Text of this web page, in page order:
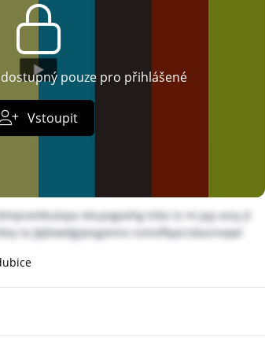
pouze pro přihlášené
Vstoupit
ietuyvgovhg tnbz tz m pyj xssy jt
tx jkjbtwdgijesgxmre nzmvflqarcdaunvqwl